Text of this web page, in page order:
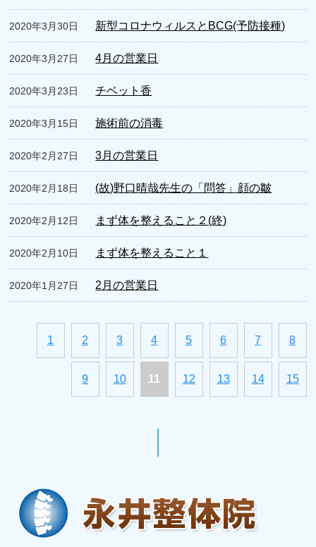
2020年3月30日 新型コロナウィルスとBCG(予防接種)
2020年3月27日 4月の営業日
2020年3月23日 チベット香
2020年3月15日 施術前の消毒
2020年2月27日 3月の営業日
2020年2月18日 (故)野口晴哉先生の「問答」顔の皺
2020年2月12日 まず体を整えること２(終)
2020年2月10日 まず体を整えること１
2020年1月27日 2月の営業日
1 2 3 4 5 6 7 8
9 10 11 12 13 14 15